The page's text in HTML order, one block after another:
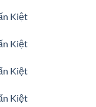
Kiệt
Kiệt
Kiệt
Kiệt